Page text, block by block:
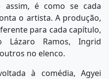
é como se cada
o artista. A produção,
para cada capítulo,
Ramos, Ingrid
no elenco.
à comédia, Agyei